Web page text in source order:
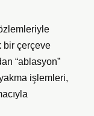
bir çerçeve
“ablasyon”
işlemleri,